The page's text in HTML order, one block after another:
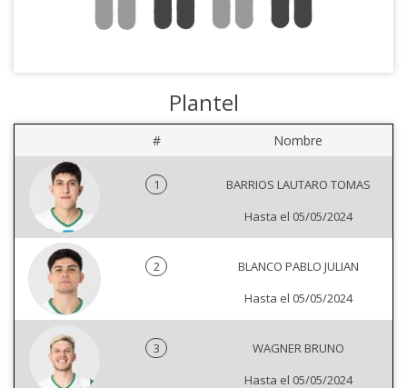
Plantel
# Nombre
1
BARRIOS LAUTARO TOMAS
Hasta el 05/05/2024
2
BLANCO PABLO JULIAN
Hasta el 05/05/2024
3
WAGNER BRUNO
Hasta el 05/05/2024